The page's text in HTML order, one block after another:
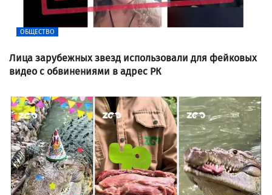
ОБЩЕСТВО
Лица зарубежных звезд использовали для фейковых
видео с обвинениями в адрес РК